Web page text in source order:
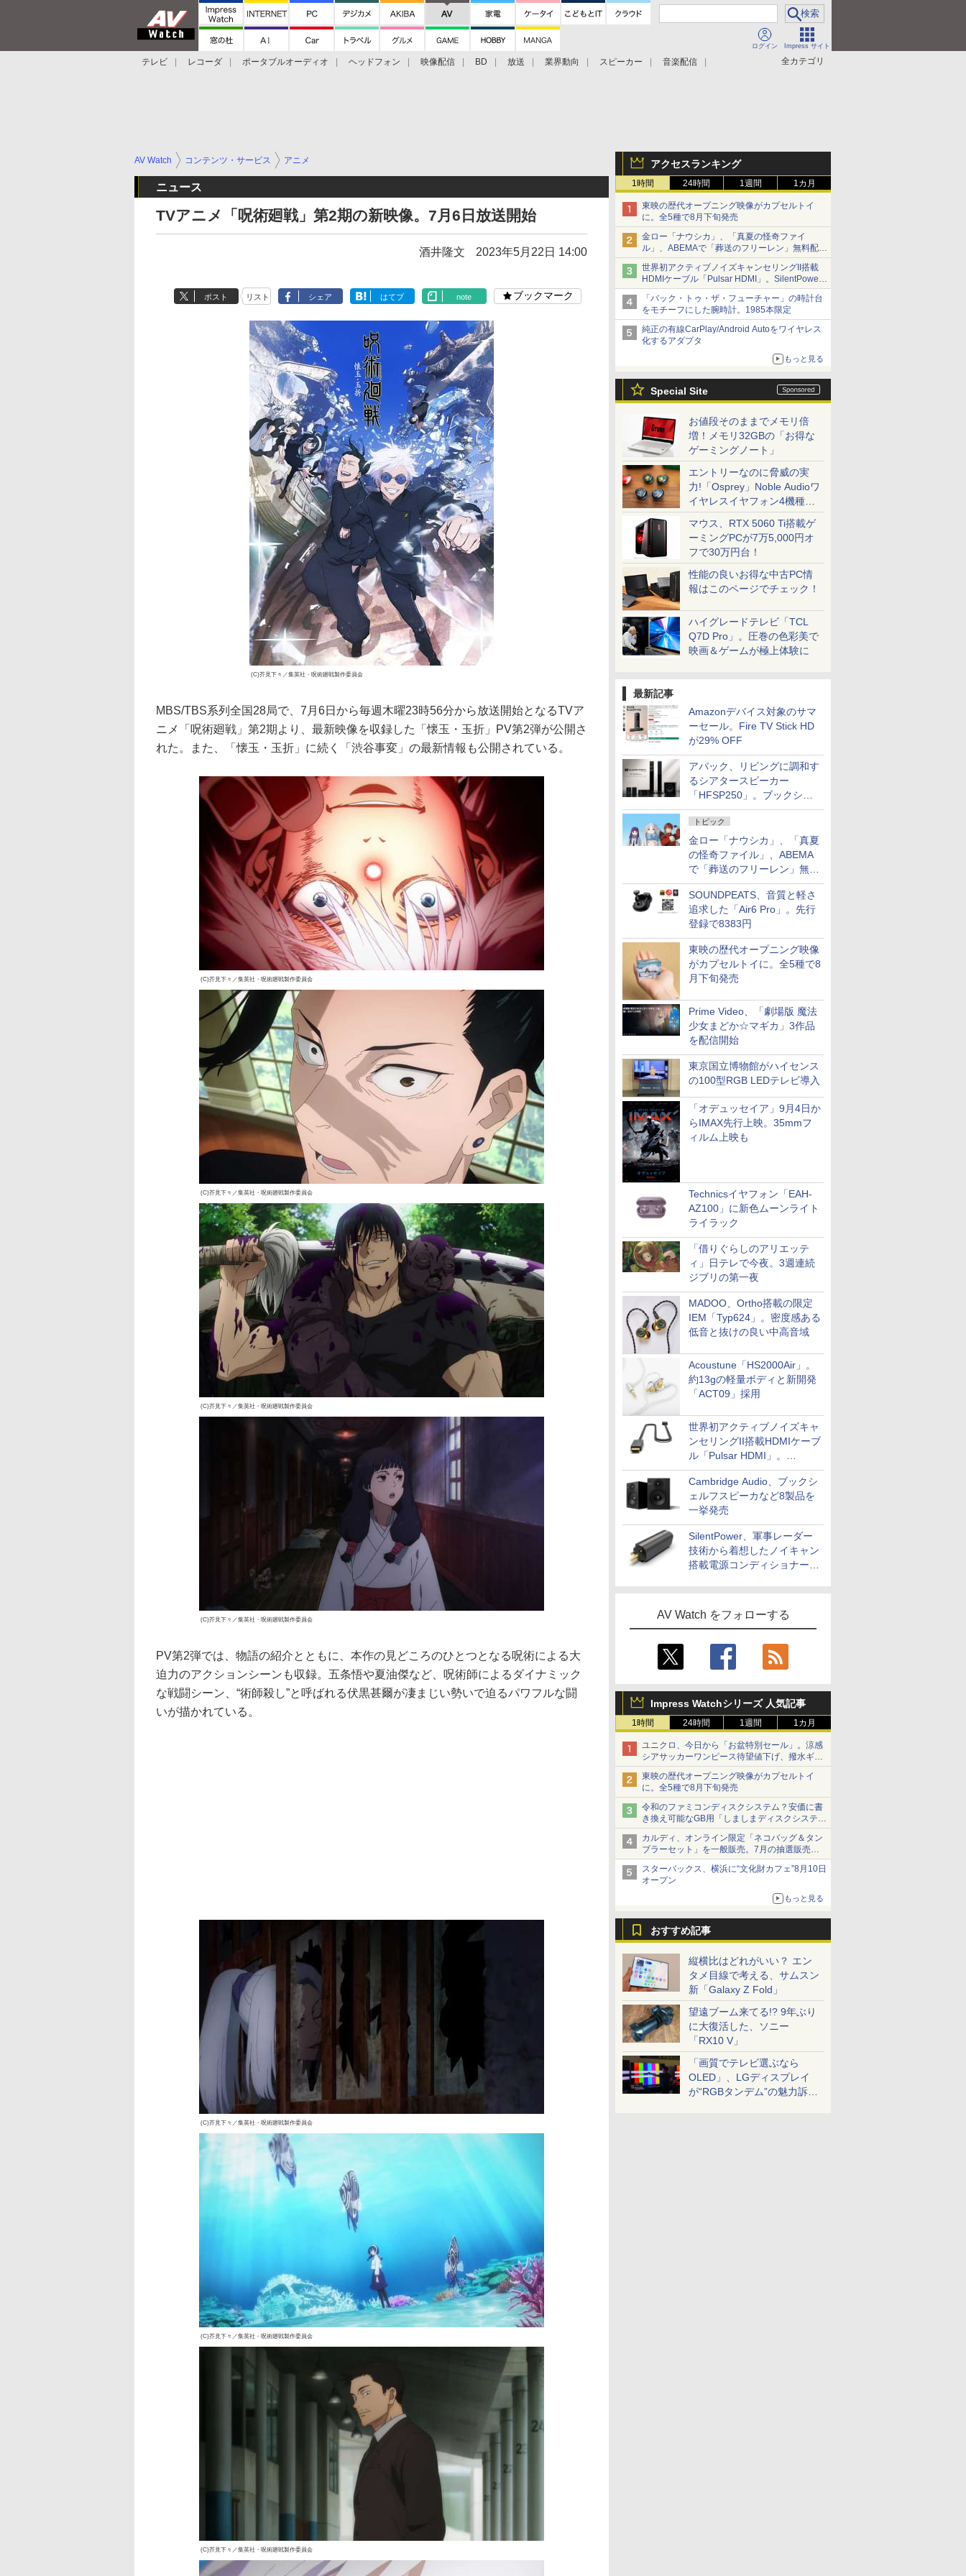
ログイン Impress サイト
全カテゴリ
テレビ レコーダ ポータブルオーディオ ヘッドフォン 映像配信 BD 放送 業界動向 スピーカー
音楽配信
アクセスランキング
1時間 24時間 1週間 1カ月
東映の歴代オープニング映像がカプセルトイ
に。全5種で8月下旬発売
金ロー「ナウシカ」、「真夏の怪奇ファイ
ル」、ABEMAで「葬送のフリーレン」無料配信
など。夏の特番・配信情報
世界初アクティブノイズキャンセリングII搭載
HDMIケーブル「Pulsar HDMI」。SilentPower
から
「バック・トゥ・ザ・フューチャー」の時計台
をモチーフにした腕時計。1985本限定
純正の有線CarPlay/Android Autoをワイヤレス
化するアダプタ
もっと見る
Special Site
お値段そのままでメモリ倍
増！メモリ32GBの「お得な
ゲーミングノート」
エントリーなのに脅威の実
力!「Osprey」Noble Audioワ
イヤレスイヤフォン4機種を
一気に聴く
マウス、RTX 5060 Ti搭載ゲ
ーミングPCが7万5,000円オ
フで30万円台！
性能の良いお得な中古PC情
報はこのページでチェック！
ハイグレードテレビ「TCL
Q7D Pro」。圧巻の色彩美で
映画＆ゲームが極上体験に
最新記事
Amazonデバイス対象のサマ
ーセール。Fire TV Stick HD
が29% OFF
アバック、リビングに調和す
るシアタースピーカー
「HFSP250」。ブックシェ
ルフはペア3万円以下
トピック
金ロー「ナウシカ」、「真夏
の怪奇ファイル」、ABEMA
で「葬送のフリーレン」無料
配信など。夏の特番・配信情
報
SOUNDPEATS、音質と軽さ
追求した「Air6 Pro」。先行
登録で8383円
東映の歴代オープニング映像
がカプセルトイに。全5種で8
月下旬発売
Prime Video、「劇場版 魔法
少女まどか☆マギカ」3作品
を配信開始
東京国立博物館がハイセンス
の100型RGB LEDテレビ導入
「オデュッセイア」9月4日か
らIMAX先行上映。35mmフ
ィルム上映も
Technicsイヤフォン「EAH-
AZ100」に新色ムーンライト
ライラック
「借りぐらしのアリエッテ
ィ」日テレで今夜。3週連続
ジブリの第一夜
MADOO、Ortho搭載の限定
IEM「Typ624」。密度感ある
低音と抜けの良い中高音域
Acoustune「HS2000Air」。
約13gの軽量ボディと新開発
「ACT09」採用
世界初アクティブノイズキャ
ンセリングII搭載HDMIケーブ
ル「Pulsar HDMI」。
SilentPowerから
Cambridge Audio、ブックシ
ェルフスピーカなど8製品を
一挙発売
SilentPower、軍事レーダー
技術から着想したノイキャン
搭載電源コンディショナー
AV Watch をフォローする
Impress Watchシリーズ 人気記事
1時間 24時間 1週間 1カ月
ユニクロ、今日から「お盆特別セール」。涼感
シアサッカーワンピース待望値下げ、撥水ギア
ショーツは1990円に
東映の歴代オープニング映像がカプセルトイ
に。全5種で8月下旬発売
令和のファミコンディスクシステム？安価に書
き換え可能なGB用「しましまディスクシステ
ム」
カルディ、オンライン限定「ネコバッグ＆タン
ブラーセット」を一般販売。7月の抽選販売の
当選無効分
スターバックス、横浜に“文化財カフェ”8月10日
オープン
もっと見る
おすすめ記事
縦横比はどれがいい？ エン
タメ目線で考える、サムスン
新「Galaxy Z Fold」
望遠ブーム来てる!? 9年ぶり
に大復活した、ソニー
「RX10 V」
「画質でテレビ選ぶなら
OLED」、LGディスプレイ
が“RGBタンデム”の魅力訴
AV Watch コンテンツ・サービス アニメ
ニュース
TVアニメ「呪術廻戦」第2期の新映像。7月6日放送開始
酒井隆文 2023年5月22日 14:00
ポスト リスト シェア はてブ note ブックマーク
(C)芥見下々／集英社・呪術廻戦製作委員会
MBS/TBS系列全国28局で、7月6日から毎週木曜23時56分から放送開始となるTVア
ニメ「呪術廻戦」第2期より、最新映像を収録した「懐玉・玉折」PV第2弾が公開さ
れた。また、「懐玉・玉折」に続く「渋谷事変」の最新情報も公開されている。
(C)芥見下々／集英社・呪術廻戦製作委員会
(C)芥見下々／集英社・呪術廻戦製作委員会
(C)芥見下々／集英社・呪術廻戦製作委員会
(C)芥見下々／集英社・呪術廻戦製作委員会
PV第2弾では、物語の紹介とともに、本作の見どころのひとつとなる呪術による大
迫力のアクションシーンも収録。五条悟や夏油傑など、呪術師によるダイナミック
な戦闘シーン、“術師殺し”と呼ばれる伏黒甚爾が凄まじい勢いで迫るパワフルな闘
いが描かれている。
(C)芥見下々／集英社・呪術廻戦製作委員会
(C)芥見下々／集英社・呪術廻戦製作委員会
(C)芥見下々／集英社・呪術廻戦製作委員会